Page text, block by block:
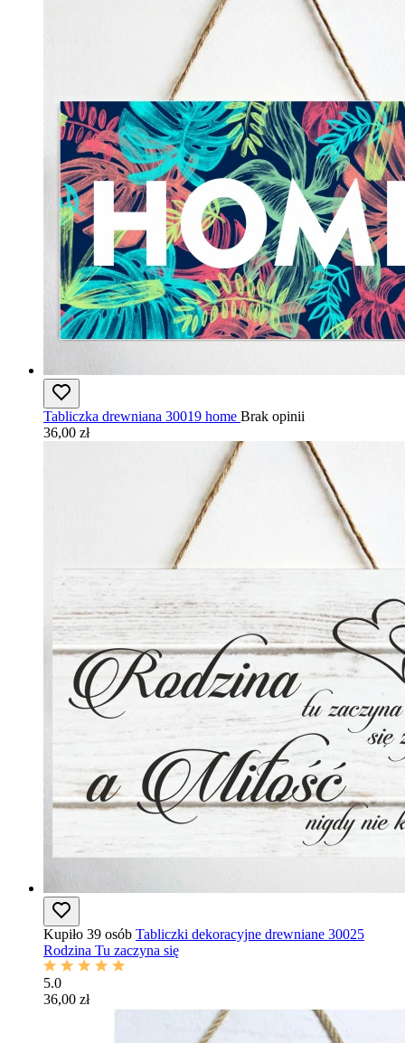
Tabliczka drewniana 30019 home Brak opinii
36,00 zł
Kupiło 39 osób Tabliczki dekoracyjne drewniane 30025
Rodzina Tu zaczyna się
5.0
36,00 zł